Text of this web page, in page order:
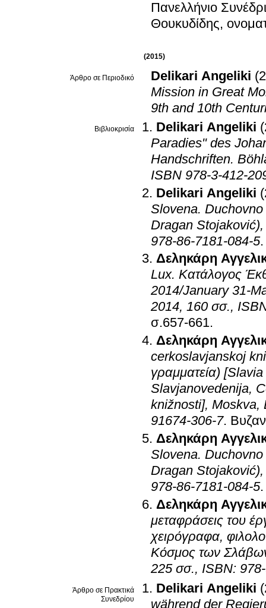
Πανελλήνιο
Θουκυδίδης,
(2015)
Άρθρο σε Περιοδικό Delikari Angeliki
Mission in Great
9th and 10th
Βιβλιοκρισία Delikari Angeliki
Paradies" des
Handschriften.
ISBN 978-3-412-
Delikari Angeliki
Slovena.
Dragan
978-86-7181-084-5
Δεληκάρη
Lux. Κατάλογος
2014/January 31-
2014, 160 σσ.,
σ.657-661.
Δεληκάρη
cerkoslavjanskoj
γραμματεία)
Slavjanovedenija,
knižnosti], Moskva,
91674-306-7.
Δεληκάρη
Slovena.
Dragan
978-86-7181-084-5
Δεληκάρη
μεταφράσεις του
χειρόγραφα,
Κόσμος των
225 σσ., ISBN:
Άρθρο σε Πρακτικά
Συνεδρίου
Delikari Angeliki
während der